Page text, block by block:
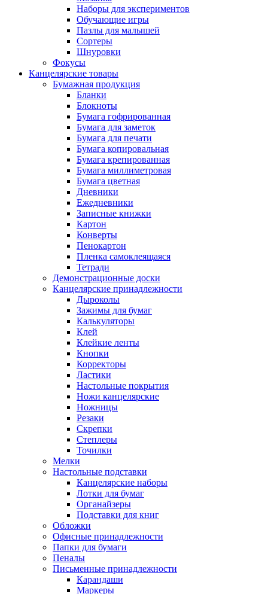
Наборы для экспериментов
Обучающие игры
Пазлы для малышей
Сортеры
Шнуровки
Фокусы
Канцелярские товары
Бумажная продукция
Бланки
Блокноты
Бумага гофрированная
Бумага для заметок
Бумага для печати
Бумага копировальная
Бумага крепированная
Бумага миллиметровая
Бумага цветная
Дневники
Ежедневники
Записные книжки
Картон
Конверты
Пенокартон
Пленка самоклеящаяся
Тетради
Демонстрационные доски
Канцелярские принадлежности
Дыроколы
Зажимы для бумаг
Калькуляторы
Клей
Клейкие ленты
Кнопки
Корректоры
Ластики
Настольные покрытия
Ножи канцелярские
Ножницы
Резаки
Скрепки
Степлеры
Точилки
Мелки
Настольные подставки
Канцелярские наборы
Лотки для бумаг
Органайзеры
Подставки для книг
Обложки
Офисные принадлежности
Папки для бумаги
Пеналы
Письменные принадлежности
Карандаши
Маркеры